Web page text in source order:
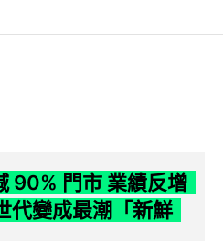
90% 門市 業績反增
代變成最潮「新鮮